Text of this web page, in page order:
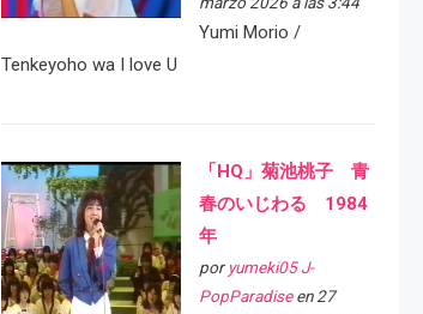
Yumi Morio /
Tenkeyoho wa I love U
「HQ」菊池桃子 青
春のいじわる 1984
年
por yumeki05 J-
PopParadiseen 27